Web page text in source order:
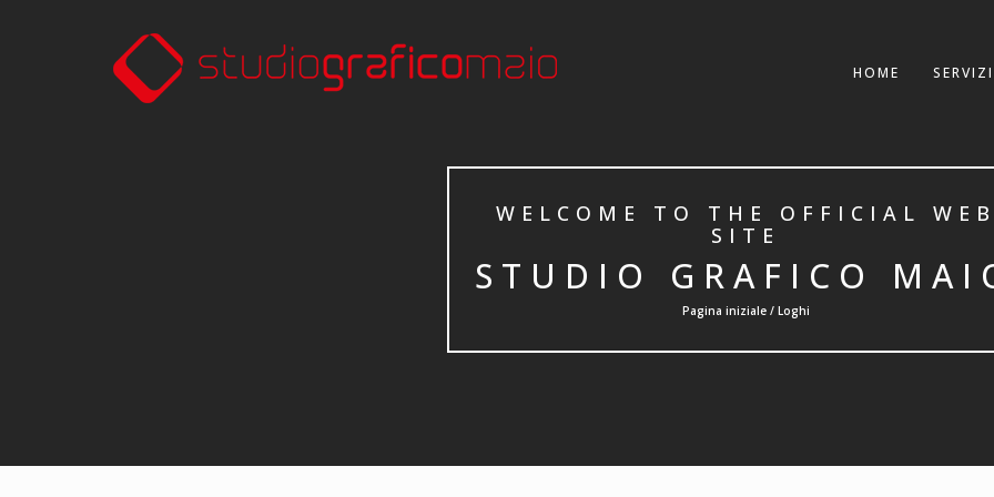
HOME SERVIZI
WELCOME TO THE OFFICIAL
SITE
STUDIO GRAFICO
Pagina iniziale / Loghi